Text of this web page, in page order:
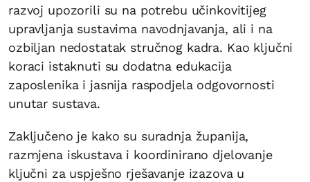
razvoj upozorili su na potrebu učinkovitijeg
upravljanja sustavima navodnjavanja, ali i na
ozbiljan nedostatak stručnog kadra. Kao ključni
koraci istaknuti su dodatna edukacija
zaposlenika i jasnija raspodjela odgovornosti
unutar sustava.
Zaključeno je kako su suradnja županija,
razmjena iskustava i koordinirano djelovanje
ključni za uspješno rješavanje izazova u